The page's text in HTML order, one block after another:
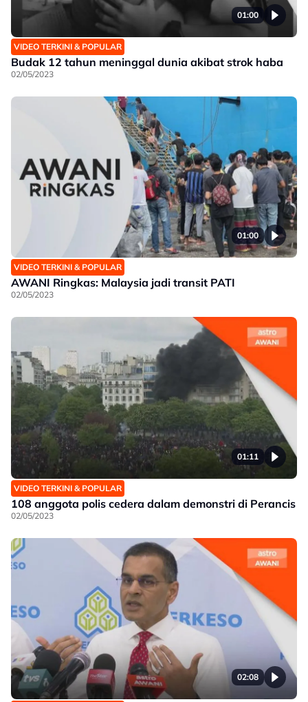
01:00
VIDEO TERKINI & POPULAR
Budak 12 tahun meninggal dunia akibat strok haba
02/05/2023
01:00
VIDEO TERKINI & POPULAR
AWANI Ringkas: Malaysia jadi transit PATI
02/05/2023
01:11
VIDEO TERKINI & POPULAR
108 anggota polis cedera dalam demonstri di Perancis
02/05/2023
02:08